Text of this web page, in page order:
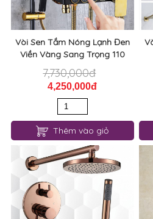
Vòi Sen Tắm Nóng Lạnh Đen
Viền Vàng Sang Trọng 110
7,730,000đ
4,250,000đ
Thêm vào giỏ